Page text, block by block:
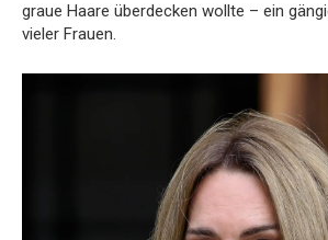
graue Haare überdecken wollte – ein
vieler Frauen.